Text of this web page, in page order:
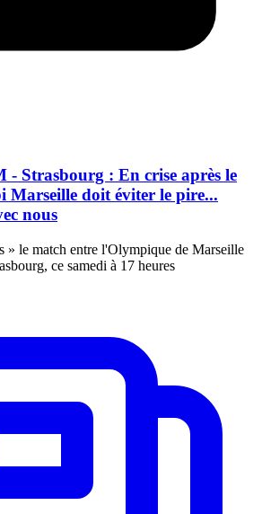
Strasbourg : En crise après le
Marseille doit éviter le pire...
nous
» le match entre l'Olympique de Marseille
ce samedi à 17 heures